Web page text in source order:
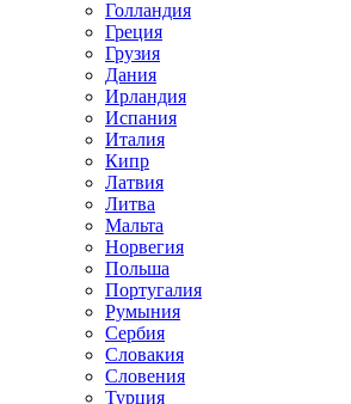
Голландия
Греция
Грузия
Дания
Ирландия
Испания
Италия
Кипр
Латвия
Литва
Мальта
Норвегия
Польша
Португалия
Румыния
Сербия
Словакия
Словения
Турция